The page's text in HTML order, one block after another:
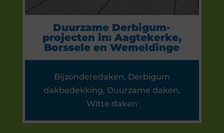
Duurzame Derbigum-
projecten in: Aagtekerke,
Borssele en Wemeldinge
Bijzonderedaken, Derbigum
dakbedekking, Duurzame daken,
Witte daken